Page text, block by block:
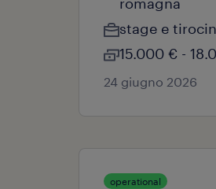
stage e
15.000 € -
24 giugno 2026
operational